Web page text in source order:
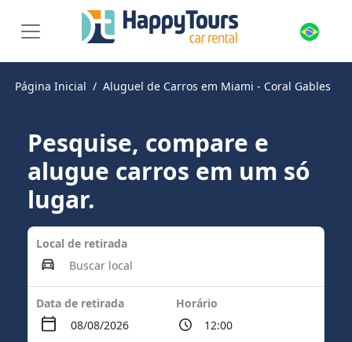
Página Inicial Aluguel de Carros em Miami - Coral Gables
Pesquise, compare e
alugue carros em um só
lugar.
Local de retirada
Data de retirada Horário